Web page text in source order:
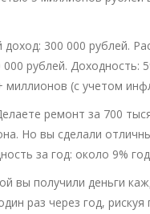
300 000 рублей.
рублей. Доходность:
(с учетом
ремонт за 700
Но вы сделали
за год: около 9%
вы получили деньги
раз через год,